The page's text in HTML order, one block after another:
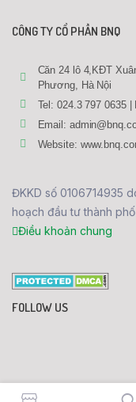
CÔNG TY CỔ PHẦN BNQ
Căn 24 lô 4,KĐT
Phương, Hà Nội
Tel: 024.3 797 0635
Email:
Website:
ĐKKD số 0106714935
hoạch đầu tư thành
Điều khoản chung
FOLLOW US